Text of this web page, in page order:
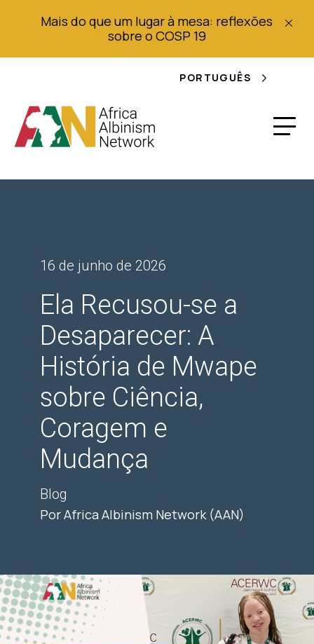
Mais do que um lugar à mesa: reflexões
sobre o COSP 19
PORTUGUÊS
16 de junho de 2026
Ela Recusou-se a
Desaparecer: A
História de Mwape
sobre Ciência,
Coragem e
Mudança
Blog
Por Africa Albinism Network (AAN)